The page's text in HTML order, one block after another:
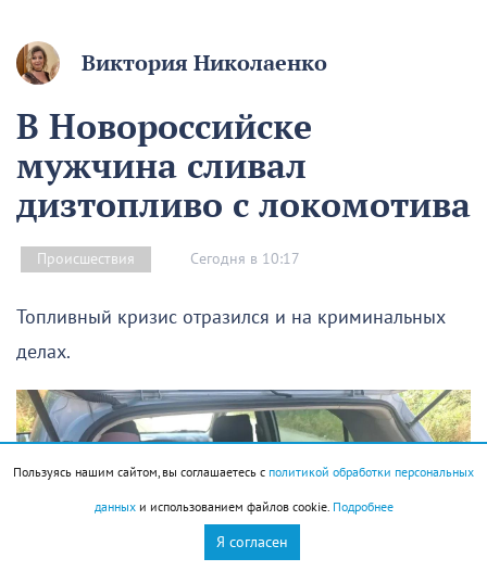
Виктория Николаенко
В Новороссийске
мужчина сливал
дизтопливо с локомотива
Происшествия Сегодня в 10:17
Топливный кризис отразился и на криминальных
делах.
Пользуясь нашим сайтом, вы соглашаетесь с политикой обработки персональных
данныхи использованием файлов cookie. Подробнее
Я согласен